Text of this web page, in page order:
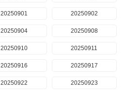
20250901 20250902
20250904 20250908
20250910 20250911
20250916 20250917
20250922 20250923